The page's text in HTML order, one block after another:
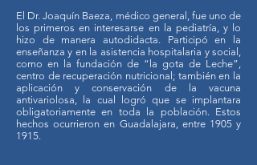
El Dr. Joaquín Baeza, médico general, fue uno de
los primeros en interesarse en la pediatría, y lo
hizo de manera autodidacta. Participó en la
enseñanza y en la asistencia hospitalaria y social,
como en la fundación de “la gota de Leche”,
centro de recuperación nutricional; también en la
aplicación y conservación de la vacuna
antivariolosa, la cual logró que se implantara
obligatoriamente en toda la población. Estos
hechos ocurrieron en Guadalajara, entre 1905 y
1915.